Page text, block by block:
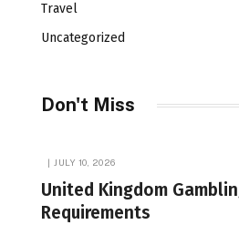
Travel
Uncategorized
Don't Miss
JULY 10, 2026
United Kingdom
Requirements